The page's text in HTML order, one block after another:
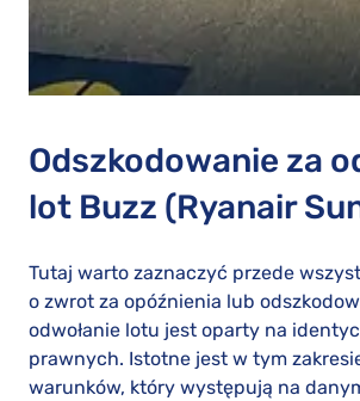
Odszkodowanie za
lot Buzz (Ryanair
Tutaj warto zaznaczyć przede
o zwrot za opóźnienia lub
odwołanie lotu jest oparty na
prawnych. Istotne jest w tym
warunków, który występują na